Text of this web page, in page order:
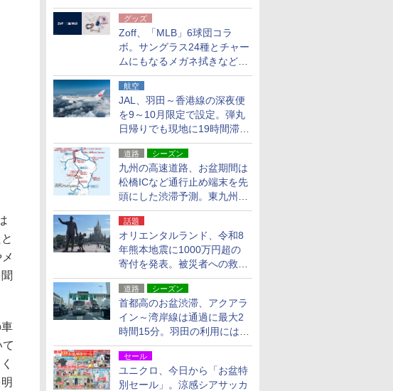
分、えきねっと限定
グッズ
Zoff、「MLB」6球団コラ
ボ。サングラス24種とチャー
ムにもなるメガネ拭きなど雑
貨24種
航空
JAL、羽田～香港線の深夜便
を9～10月限定で設定。弾丸
日帰りでも現地に19時間滞在
できる
道路 シーズン
九州の高速道路、お盆期間は
松橋ICなど通行止め端末を先
頭にした渋滞予測。東九州道
への迂回は料金調整を実施
話題
オリエンタルランド、令和8
年熊本地震に1000万円超の
寄付を発表。被災者への救援
活動・復旧支援
道路 シーズン
首都高のお盆渋滞、アクアラ
イン～湾岸線は通過に最大2
時間15分。羽田の利用には
「空港西出口」の利用検討を
セール
ユニクロ、今日から「お盆特
別セール」。涼感シアサッカ